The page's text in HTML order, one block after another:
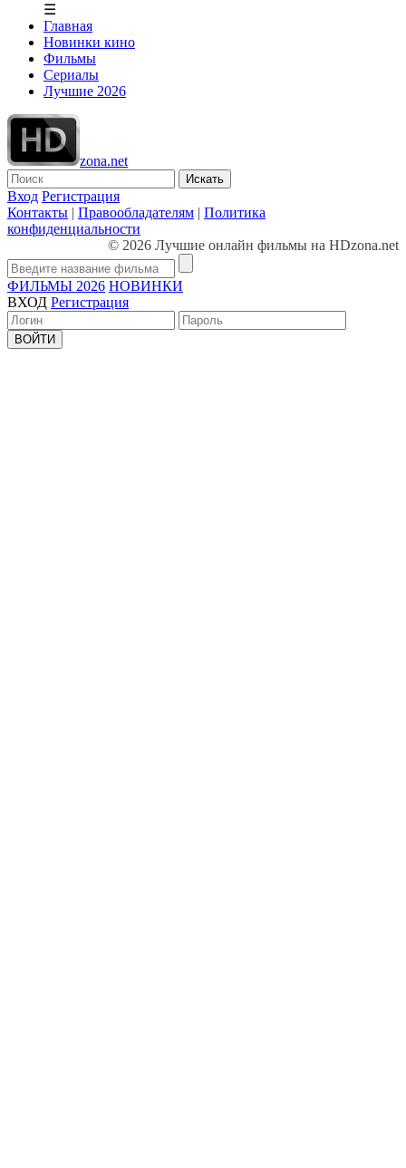
☰
Главная
Новинки кино
Фильмы
Сериалы
Лучшие 2026
zona.net
Искать
Вход Регистрация
Контакты | Правообладателям | Политика
конфиденциальности
© 2026 Лучшие онлайн фильмы на HDzona.net
ФИЛЬМЫ 2026 НОВИНКИ
ВХОД Регистрация